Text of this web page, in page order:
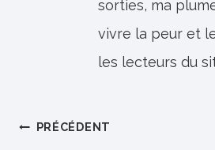
sorties, ma
vivre la peur et
les lecteurs du
Navigation
PRÉCÉDENT